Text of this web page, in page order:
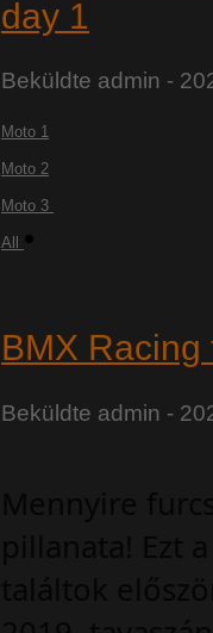
day 1
Beküldte admin -
Moto 1
Moto 2
Moto 3
All
BMX Racing
Beküldte admin -